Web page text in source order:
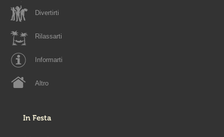
Divertirti
Rilassarti
Informarti
Altro
In Festa